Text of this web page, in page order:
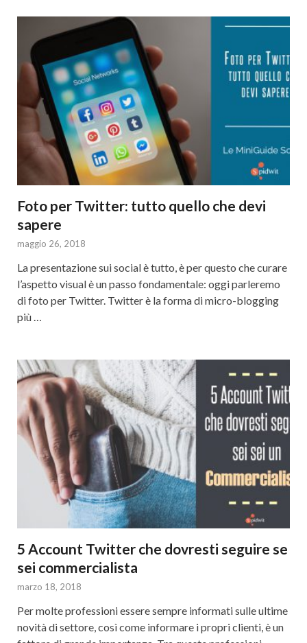
Foto per Twitter: tutto quello che devi
sapere
maggio 26, 2018
La presentazione sui social è tutto, è per questo che curare
l’aspetto visual è un passo fondamentale: oggi parleremo
di foto per Twitter. Twitter è la forma di micro-blogging
più …
5 Account Twitter che dovresti seguire se
sei commercialista
marzo 18, 2018
Per molte professioni essere sempre informati sulle ultime
novità di settore, così come informare i propri clienti, è un